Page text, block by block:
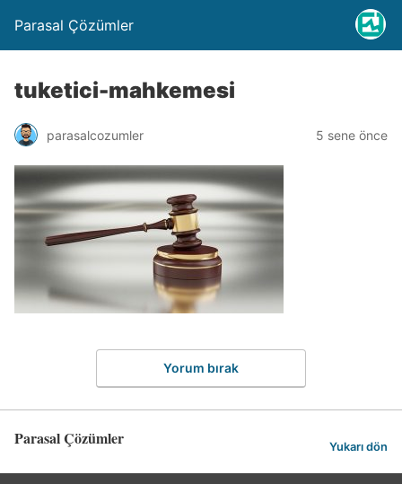
Parasal Çözümler
tuketici-mahkemesi
parasalcozumler 5 sene önce
Yorum bırak
Parasal Çözümler Yukarı dön